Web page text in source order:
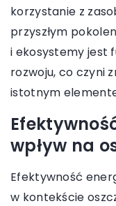
korzystanie z
przyszłym
i ekosystemy jest
rozwoju, co czyni
istotnym
wpływ na
Efektywność
w kontekście